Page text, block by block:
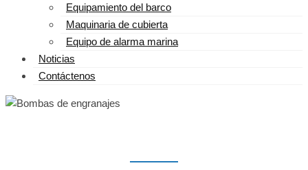
Equipamiento del barco
Maquinaria de cubierta
Equipo de alarma marina
Noticias
Contáctenos